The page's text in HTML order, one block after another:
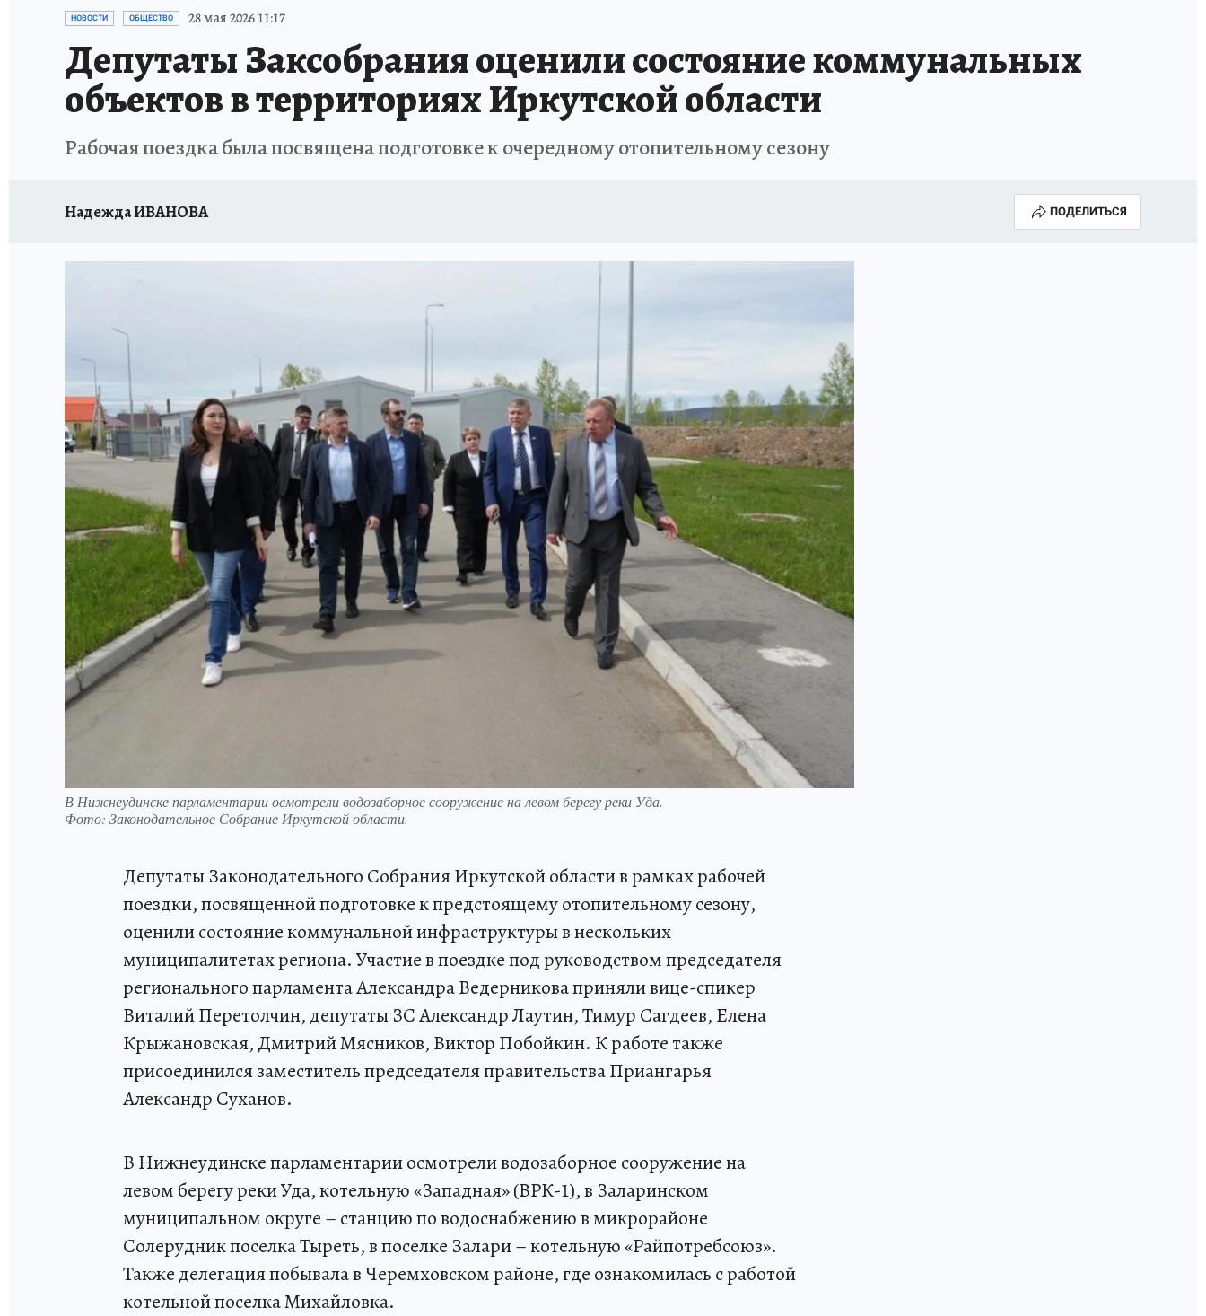
ПРОИСШЕСТВИЯ АФИША
НОВОСТИ ОБЩЕСТВО 28 мая 2026 11:17
Депутаты Заксобрания оценили состояние коммунальных
объектов в территориях Иркутской области
Рабочая поездка была посвящена подготовке к очередному отопительному сезону
Надежда ИВАНОВА ПОДЕЛИТЬСЯ
В Нижнеудинске парламентарии осмотрели водозаборное сооружение на левом берегу реки Уда.
Фото: Законодательное Собрание Иркутской области.
Депутаты Законодательного Собрания Иркутской области в рамках рабочей
поездки, посвященной подготовке к предстоящему отопительному сезону,
оценили состояние коммунальной инфраструктуры в нескольких
муниципалитетах региона. Участие в поездке под руководством председателя
регионального парламента Александра Ведерникова приняли вице-спикер
Виталий Перетолчин, депутаты ЗС Александр Лаутин, Тимур Сагдеев, Елена
Крыжановская, Дмитрий Мясников, Виктор Побойкин. К работе также
присоединился заместитель председателя правительства Приангарья
Александр Суханов.
В Нижнеудинске парламентарии осмотрели водозаборное сооружение на
левом берегу реки Уда, котельную «Западная» (ВРК-1), в Заларинском
муниципальном округе – станцию по водоснабжению в микрорайоне
Солерудник поселка Тыреть, в поселке Залари – котельную «Райпотребсоюз».
Также делегация побывала в Черемховском районе, где ознакомилась с работой
котельной поселка Михайловка.